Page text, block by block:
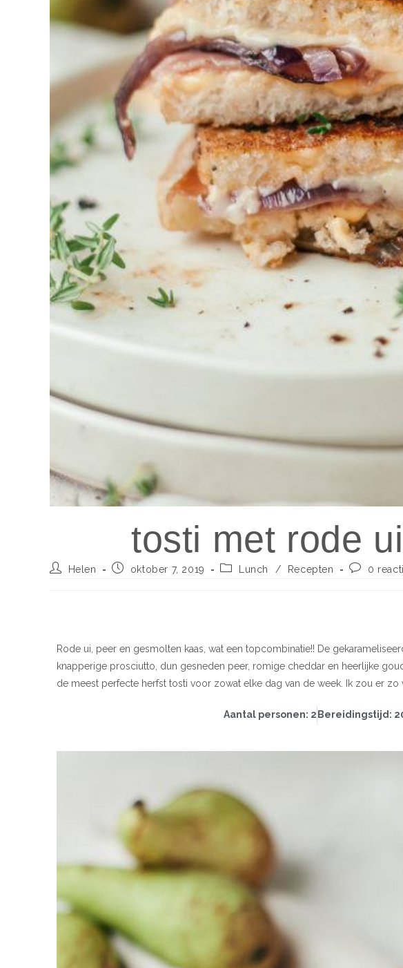
tosti met rode
Helen oktober 7, 2019 Lunch / Recepten 0
Rode ui, peer en gesmolten kaas, wat een topcombinatie!! De
knapperige prosciutto, dun gesneden peer, romige cheddar en heerlijke
de meest perfecte herfst tosti voor zowat elke dag van de week. Ik zou er zo
Aantal personen: 2 Bereidingstijd: